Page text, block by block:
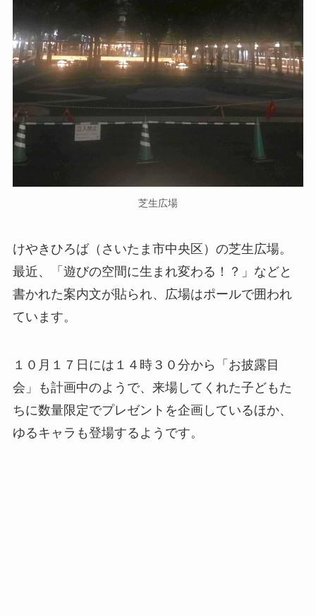
芝生広場
けやきひろば（さいたま市中央区）の芝生広場。
最近、「遊びの空間に生まれ変わる！？」などと
書かれた案内文が貼られ、広場はポールで囲われ
ています。
１０月１７日には１４時３０分から「お披露目
会」も計画中のようで、来場してくれた子どもた
ちに数量限定でプレゼントを企画しているほか、
ゆるキャラも登場するようです。